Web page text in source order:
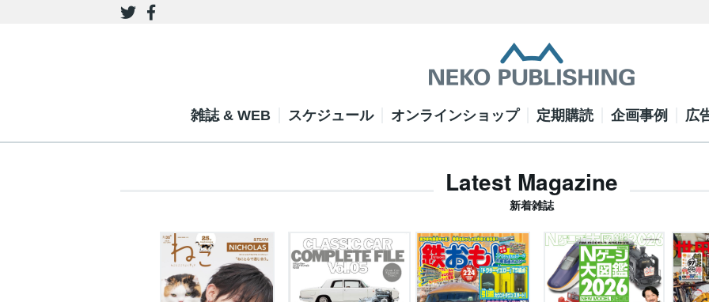
雑誌 & WEB スケジュール オンラインショップ 定期購読 企画事例 広
Latest Magazine
新着雑誌